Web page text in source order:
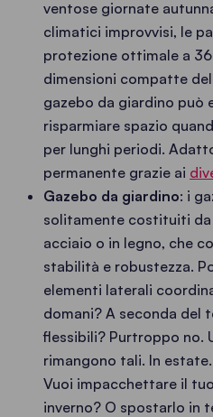
ventose giornate
climatici improvvisi, le
protezione ottimale a
dimensioni compatte
gazebo da giardino può
risparmiare spazio
per lunghi periodi.
permanente grazie ai
Gazebo da giardino: i
solitamente costituiti
acciaio o in legno, che
stabilità e robustezza.
elementi laterali
domani? A seconda del
flessibili? Purtroppo no.
rimangono tali. In
Vuoi impacchettare il
inverno? O spostarlo in